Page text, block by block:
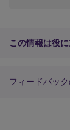
この情報は役
フィードバッ